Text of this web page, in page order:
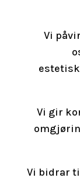
Vi
Vi gir
Vi bidrar